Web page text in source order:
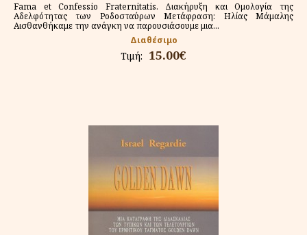
Fama et Confessio Fraternitatis. Διακήρυξη και Ομολογία της
Αδελφότητας των Ροδοσταύρων Μετάφραση: Ηλίας Μάμαλης
Αισθανθήκαμε την ανάγκη να παρουσιάσουμε μια...
Διαθέσιμο
Τιμή: 15.00€